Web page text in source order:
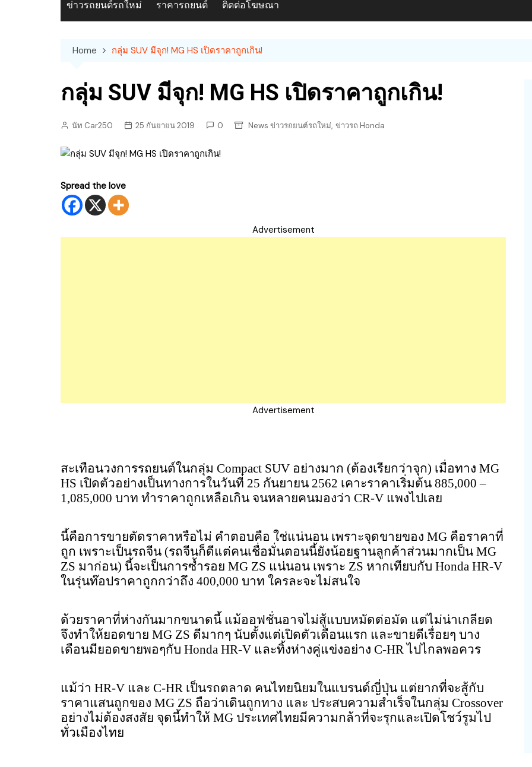
ข่าวรถยนต์รถใหม่ ราคารถยนต์ ติดต่อโฆษณา
Home กลุ่ม SUV มีจุก! MG HS เปิดราคาถูกเกิน!
กลุ่ม SUV มีจุก! MG HS เปิดราคาถูกเกิน!
นัท Car250 25 กันยายน 2019 0 News ข่าวรถยนต์รถใหม่, ข่าวรถ Honda
Spread the love
Advertisement
Advertisement
สะเทือนวงการรถยนต์ในกลุ่ม Compact SUV อย่างมาก (ต้องเรียกว่าจุก) เมื่อทาง MG
HS เปิดตัวอย่างเป็นทางการในวันที่ 25 กันยายน 2562 เคาะราคาเริ่มต้น 885,000 –
1,085,000 บาท ทำราคาถูกเหลือเกิน จนหลายคนมองว่า CR-V แพงไปเลย
นี้คือการขายตัดราคาหรือไม่ คำตอบคือ ใช่แน่นอน เพราะจุดขายของ MG คือราคาที่
ถูก เพราะเป็นรถจีน (รถจีนก็ดีแต่คนเชื่อมั่นตอนนี้ยังน้อยฐานลูกค้าส่วนมากเป็น MG
ZS มาก่อน) นี้จะเป็นการซ้ำรอย MG ZS แน่นอน เพราะ ZS หากเทียบกับ Honda HR-V
ในรุ่นท๊อปราคาถูกกว่าถึง 400,000 บาท ใครละจะไม่สนใจ
ด้วยราคาที่ห่างกันมากขนาดนี้ แม้ออฟชั่นอาจไม่สู้แบบหมัดต่อมัด แต่ไม่น่าเกลียด
จึงทำให้ยอดขาย MG ZS ดีมากๆ นับตั้งแต่เปิดตัวเดือนแรก และขายดีเรื่อยๆ บาง
เดือนมียอดขายพอๆกับ Honda HR-V และทิ้งห่างคู่แข่งอย่าง C-HR ไปไกลพอควร
แม้ว่า HR-V และ C-HR เป็นรถตลาด คนไทยนิยมในแบรนด์ญี่ปุ่น แต่ยากที่จะสู้กับ
ราคาแสนถูกของ MG ZS ถือว่าเดินถูกทาง และ ประสบความสำเร็จในกลุ่ม Crossover
อย่างไม่ต้องสงสัย จุดนี้ทำให้ MG ประเทศไทยมีความกล้าที่จะรุกและเปิดโชว์รูมไป
ทั่วเมืองไทย